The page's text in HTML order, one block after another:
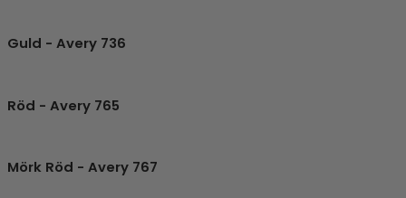
Guld - Avery 736
Röd - Avery 765
Mörk Röd - Avery 767